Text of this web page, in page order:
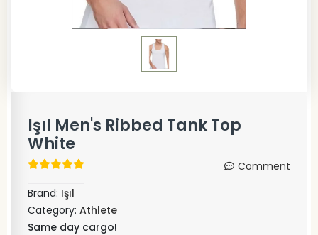
Işıl Men's Ribbed Tank Top
White
Comment
Brand: Işıl
Category: Athlete
Same day cargo!